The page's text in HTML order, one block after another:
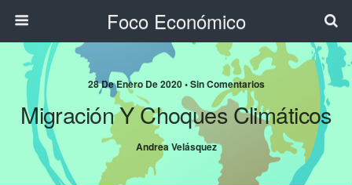
Foco Económico
28 De Enero De 2020 • Sin Comentarios
Migración Y Choques Climáticos
Andrea Velásquez